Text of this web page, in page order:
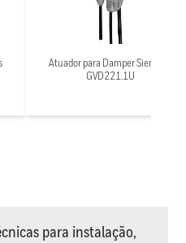
Atuador para Damper Siemens
GVD221.1U
para instalação,